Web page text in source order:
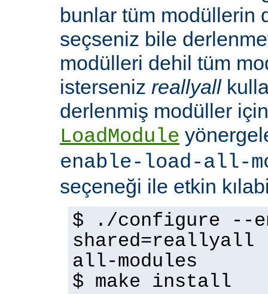
bunlar tüm modüllerin
seçseniz bile
modülleri dehil tüm
isterseniz reallyall
derlenmiş modüller
LoadModule
enable-load-all-
seçeneği ile etkin
$ ./configure --
shared=reallyall
all-modules
$ make install